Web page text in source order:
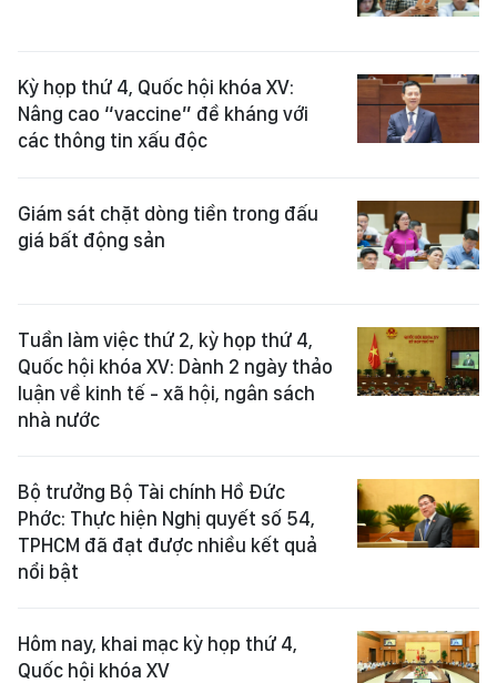
Kỳ họp thứ 4, Quốc hội khóa XV:
Nâng cao “vaccine” đề kháng với
các thông tin xấu độc
Giám sát chặt dòng tiền trong đấu
giá bất động sản
Tuần làm việc thứ 2, kỳ họp thứ 4,
Quốc hội khóa XV: Dành 2 ngày thảo
luận về kinh tế - xã hội, ngân sách
nhà nước
Bộ trưởng Bộ Tài chính Hồ Đức
Phớc: Thực hiện Nghị quyết số 54,
TPHCM đã đạt được nhiều kết quả
nổi bật
Hôm nay, khai mạc kỳ họp thứ 4,
Quốc hội khóa XV